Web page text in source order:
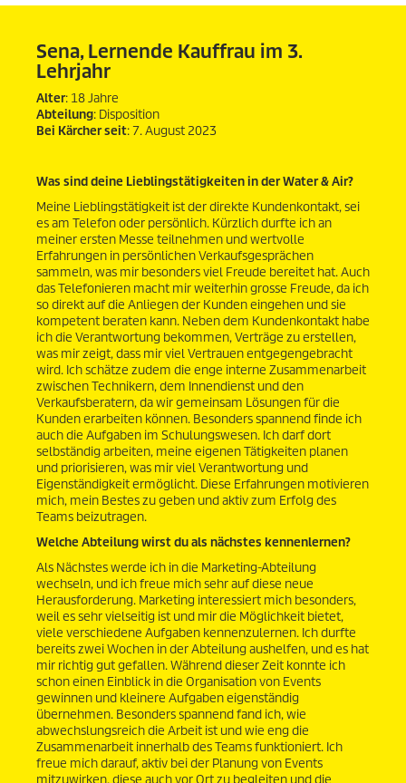
Sena, Lernende Kauffrau im 3.
Lehrjahr
Alter: 18 Jahre
Abteilung: Disposition
Bei Kärcher seit: 7. August 2023
Was sind deine Lieblingstätigkeiten in der Water & Air?
Meine Lieblingstätigkeit ist der direkte Kundenkontakt, sei
es am Telefon oder persönlich. Kürzlich durfte ich an
meiner ersten Messe teilnehmen und wertvolle
Erfahrungen in persönlichen Verkaufsgesprächen
sammeln, was mir besonders viel Freude bereitet hat. Auch
das Telefonieren macht mir weiterhin grosse Freude, da ich
so direkt auf die Anliegen der Kunden eingehen und sie
kompetent beraten kann. Neben dem Kundenkontakt habe
ich die Verantwortung bekommen, Verträge zu erstellen,
was mir zeigt, dass mir viel Vertrauen entgegengebracht
wird. Ich schätze zudem die enge interne Zusammenarbeit
zwischen Technikern, dem Innendienst und den
Verkaufsberatern, da wir gemeinsam Lösungen für die
Kunden erarbeiten können. Besonders spannend finde ich
auch die Aufgaben im Schulungswesen. Ich darf dort
selbständig arbeiten, meine eigenen Tätigkeiten planen
und priorisieren, was mir viel Verantwortung und
Eigenständigkeit ermöglicht. Diese Erfahrungen motivieren
mich, mein Bestes zu geben und aktiv zum Erfolg des
Teams beizutragen.
Welche Abteilung wirst du als nächstes kennenlernen?
Als Nächstes werde ich in die Marketing-Abteilung
wechseln, und ich freue mich sehr auf diese neue
Herausforderung. Marketing interessiert mich besonders,
weil es sehr vielseitig ist und mir die Möglichkeit bietet,
viele verschiedene Aufgaben kennenzulernen. Ich durfte
bereits zwei Wochen in der Abteilung aushelfen, und es hat
mir richtig gut gefallen. Während dieser Zeit konnte ich
schon einen Einblick in die Organisation von Events
gewinnen und kleinere Aufgaben eigenständig
übernehmen. Besonders spannend fand ich, wie
abwechslungsreich die Arbeit ist und wie eng die
Zusammenarbeit innerhalb des Teams funktioniert. Ich
freue mich darauf, aktiv bei der Planung von Events
mitzuwirken, diese auch vor Ort zu begleiten und die